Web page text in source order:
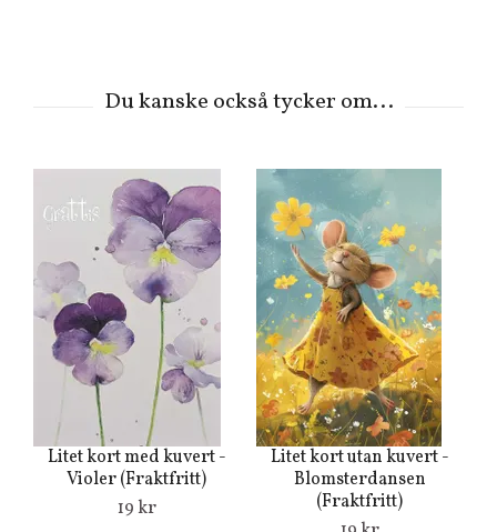
Litet kort med kuvert -
Violer (Fraktfritt)
19 kr
Litet kort utan kuvert -
Blomsterdansen
(Fraktfritt)